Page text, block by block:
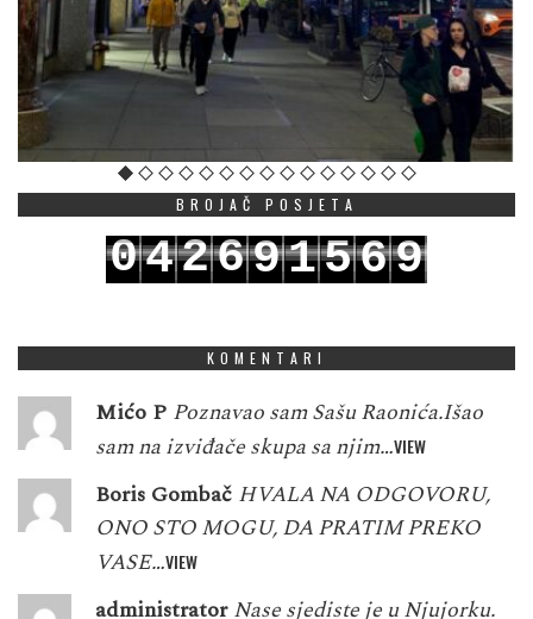
BROJAČ POSJETA
042691569
KOMENTARI
Mićo P Poznavao sam Sašu Raonića.Išao
sam na izviđače skupa sa njim…VIEW
Boris Gombač HVALA NA ODGOVORU,
ONO STO MOGU, DA PRATIM PREKO
VASE…VIEW
administrator Nase sjediste je u Njujorku.